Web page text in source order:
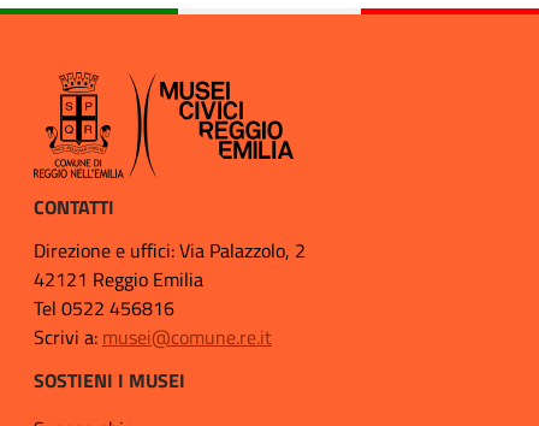
CONTATTI
Direzione e uffici: Via Palazzolo, 2
42121 Reggio Emilia
Tel 0522 456816
Scrivi a: musei@comune.re.it
SOSTIENI I MUSEI